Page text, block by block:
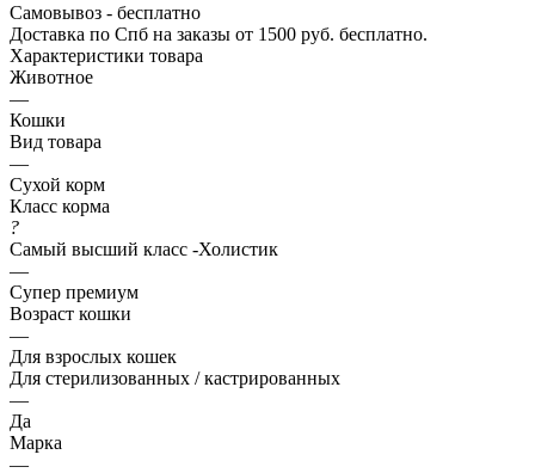
Самовывоз - бесплатно
Доставка по Спб на заказы от 1500 руб. бесплатно.
Характеристики товара
Животное
—
Кошки
Вид товара
—
Сухой корм
Класс корма
?
Самый высший класс -Холистик
—
Супер премиум
Возраст кошки
—
Для взрослых кошек
Для стерилизованных / кастрированных
—
Да
Марка
—